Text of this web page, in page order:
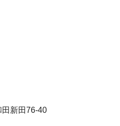
新田76-40